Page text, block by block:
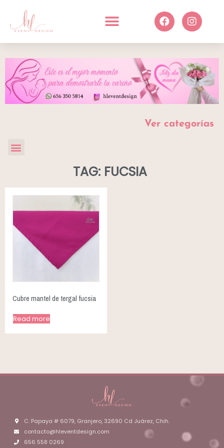
Ver categorías
TAG: FUCSIA
Cubre mantel de tergal fucsia
Read more
C. Papaya # 6079, Granjero, 32690 Cd Juárez, Chih.
contacto@hleventdesign.com
656 558 0269